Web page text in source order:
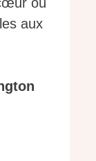
où
aux